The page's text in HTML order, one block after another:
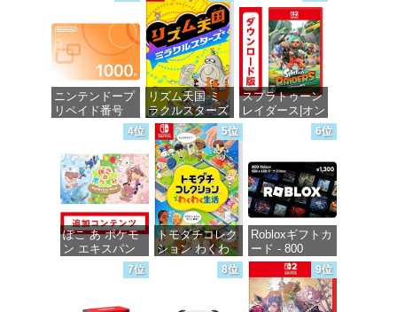
ニンテンドープ
リペイド番号
1000円|オンラ
価格：¥1,000
リズム天国 ミ
ラクルスターズ
-Switch
価格：¥5,595
スプラトゥーン
レイダース|オン
ラインコード版
4位
ぽこ あ ポケモ
ン エキスパン
ションパス|オン
ラインコード版
価格：¥4,400
5位
トモダチコレク
ション わくわ
く生活 -Switch
6位
Robloxギフトカ
ード - 800
Robux 【限定バ
ーチャルアイテ
ムを含む】
【オンラインゲ
7位 8位 9位